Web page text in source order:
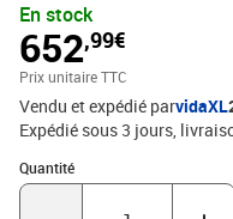
agréable contre la peau,
ultime.Matelas à ressorts
ensachés comporte des
fonctionnent
en réagissant uniquement à
Cette conception empêche
de mouvement par rapport
ouverts. Chaque ressort
En stock
652,99€
Prix unitaire TTC
Vendu et expédié parvidaXL
Expédié sous 3 jours
Quantité
Quantité : 1